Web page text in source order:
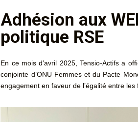
Adhésion aux
politique RSE
En ce mois d’avril 2025, Tensio-Actifs a
conjointe d’ONU Femmes et du Pacte
engagement en faveur de l’égalité entre